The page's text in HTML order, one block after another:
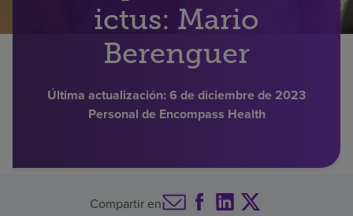
Buscar un centro
Inversores
ictus: Mario
Berenguer
Última actualización: 6 de diciembre de 2023
Personal de Encompass Health
Compartir en